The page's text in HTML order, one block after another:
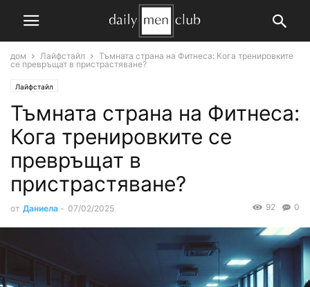
дом Лайфстайл
Тъмната страна на Фитнеса: Кога тренировките
се превръщат в пристрастяване?
Лайфстайл
Тъмната страна на Фитнеса:
Кога тренировките се
превръщат в
пристрастяване?
от Даниела - 07/02/2025 0
92